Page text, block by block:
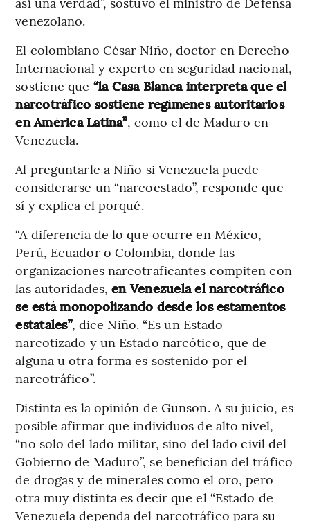
venezolano.
El colombiano César Niño, doctor en Derecho
Internacional y experto en seguridad nacional,
sostiene que “la Casa Blanca interpreta que el
narcotráfico sostiene regímenes autoritarios
en América Latina”, como el de Maduro en
Venezuela.
Al preguntarle a Niño si Venezuela puede
considerarse un “narcoestado”, responde que
sí y explica el porqué.
“A diferencia de lo que ocurre en México,
Perú, Ecuador o Colombia, donde las
organizaciones narcotraficantes compiten con
las autoridades, en Venezuela el narcotráfico
se está monopolizando desde los estamentos
estatales”, dice Niño. “Es un Estado
narcotizado y un Estado narcótico, que de
alguna u otra forma es sostenido por el
narcotráfico”.
Distinta es la opinión de Gunson. A su juicio, es
posible afirmar que individuos de alto nivel,
“no solo del lado militar, sino del lado civil del
Gobierno de Maduro”, se benefician del tráfico
de drogas y de minerales como el oro, pero
otra muy distinta es decir que el “Estado de
Venezuela dependa del narcotráfico para su